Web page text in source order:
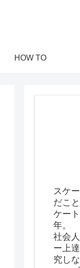
HOW TO
スケ
だこ
ケー
年。
社会
ー上
究し